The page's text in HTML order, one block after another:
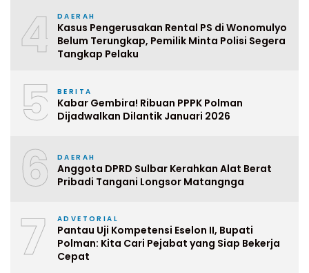
4 DAERAH
Kasus Pengerusakan Rental PS di Wonomulyo
Belum Terungkap, Pemilik Minta Polisi Segera
Tangkap Pelaku
5 BERITA
Kabar Gembira! Ribuan PPPK Polman
Dijadwalkan Dilantik Januari 2026
6 DAERAH
Anggota DPRD Sulbar Kerahkan Alat Berat
Pribadi Tangani Longsor Matangnga
7 ADVETORIAL
Pantau Uji Kompetensi Eselon II, Bupati
Polman: Kita Cari Pejabat yang Siap Bekerja
Cepat